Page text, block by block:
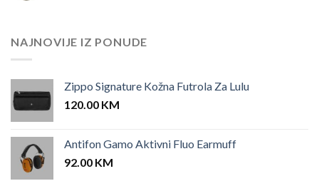
25.00 KM.
NAJNOVIJE IZ PONUDE
Zippo Signature Kožna Futrola Za Lulu
120.00 KM
Antifon Gamo Aktivni Fluo Earmuff
92.00 KM